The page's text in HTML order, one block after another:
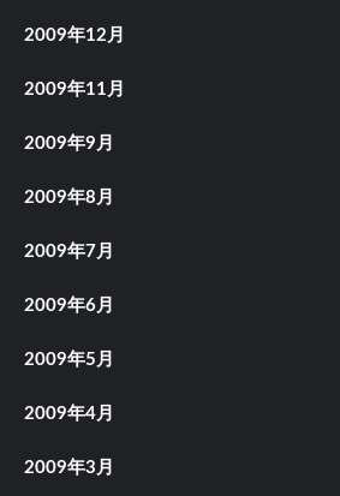
2009年12月
2009年11月
2009年9月
2009年8月
2009年7月
2009年6月
2009年5月
2009年4月
2009年3月